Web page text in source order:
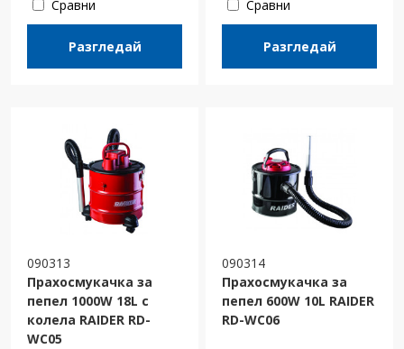
Сравни
Разгледай
Сравни
Разгледай
090313
Прахосмукачка за
пепел 1000W 18L с
колела RAIDER RD-
WC05
090314
Прахосмукачка за
пепел 600W 10L RAIDER
RD-WC06